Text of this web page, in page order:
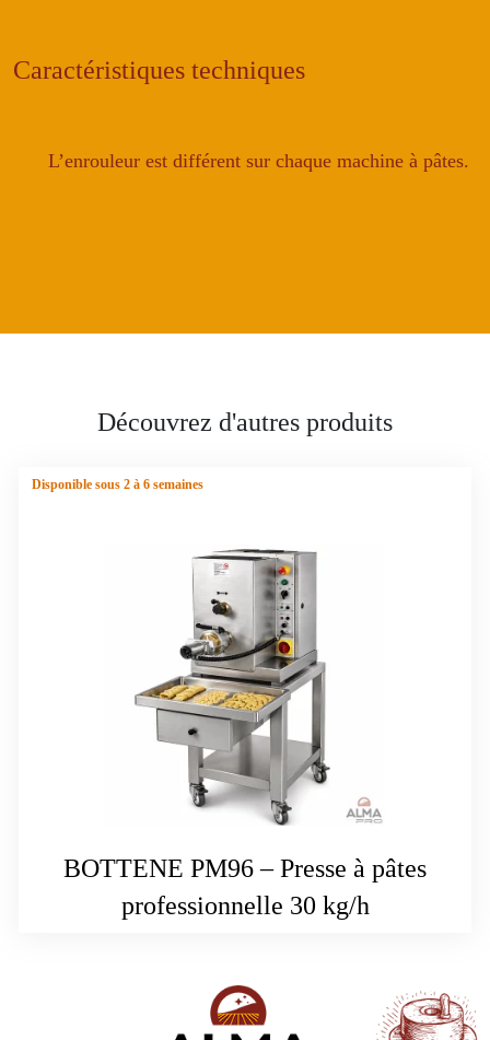
à
Caractéristiques techniques
L’enrouleur est différent sur chaque machine à pâtes.
Découvrez d'autres produits
Disponible sous 2 à 6 semaines
BOTTENE PM96 – Presse à pâtes
professionnelle 30 kg/h